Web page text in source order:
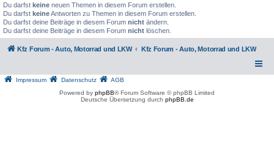
Du darfst keine neuen Themen in diesem Forum erstellen.
Du darfst keineAntworten zu Themen in diesem Forum erstellen.
Du darfst deine Beiträge in diesem Forum nicht ändern.
Du darfst deine Beiträge in diesem Forum nicht löschen.
Kfz Forum - Auto, Motorrad und LKW Kfz Forum - Auto, Motorrad und LKW
Impressum Datenschutz
AGB
Powered by phpBB® Forum Software © phpBB Limited
Deutsche Übersetzung durch phpBB.de